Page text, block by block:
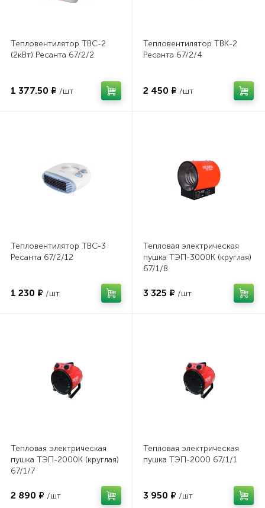
Тепловентилятор ТВС-2
(2кВт) Ресанта 67/2/2
1 377.50 ₽ /шт
Тепловентилятор ТВК-2
Ресанта 67/2/4
2 450 ₽ /шт
Тепловентилятор ТВС-3
Ресанта 67/2/12
1 230 ₽ /шт
Тепловая электрическая
пушка ТЭП-3000К (круглая)
67/1/8
3 325 ₽ /шт
Тепловая электрическая
пушка ТЭП-2000К (круглая)
67/1/7
2 890 ₽ /шт
Тепловая электрическая
пушка ТЭП-2000 67/1/1
3 950 ₽ /шт